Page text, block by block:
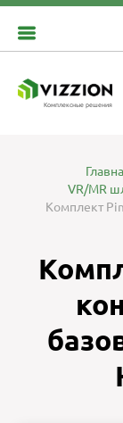
Комплексные решения
VR/MR
Комплект